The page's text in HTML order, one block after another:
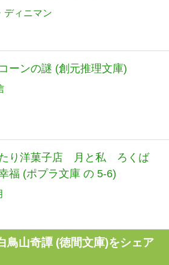
が? (ハヤカワ文庫SF)
ディニマン
ーンの謎 (創元推理文庫)
り洋菓子店 月と私 ろくば
福 (ポプラ文庫 の 5-6)
山奇譚 (徳間文庫)をシェア